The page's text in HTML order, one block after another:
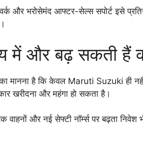
और भरोसेमंद आफ्टर-सेल्स सपोर्ट इसे
और बढ़ सकती हैं
मानना है कि केवल Maruti Suzuki ही
खरीदना और महंगा हो सकता है।
वाहनों और नई सेफ्टी नॉर्म्स पर बढ़ता